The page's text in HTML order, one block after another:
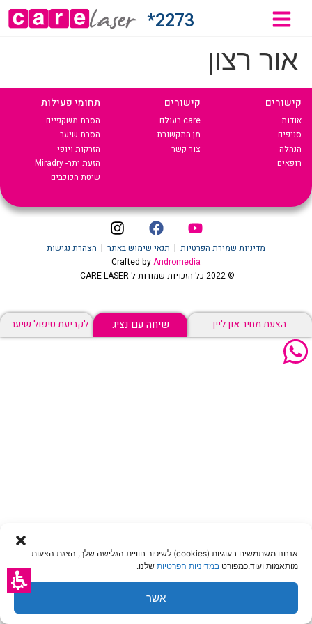
אנחנו משתמשים בעוגיות (cookies) לשיפור חוויית הגלישה שלך, הצגת הצעות
מותאמות ועוד.כמפורט במדיניות הפרטיות שלנו.
אשר
2273*
אור רצון
קישורים
אודות
סניפים
הנהלה
רופאים
קישורים
care בעולם
מן התקשורת
צור קשר
תחומי פעילות
הסרת משקפיים
הסרת שיער
הזרקות ויופי
הזעת יתר- Miradry
שיטת הכוכבים
© 2022 כל הזכויות שמורות ל-CARE LASER
Crafted byAndromedia
מדיניות שמירת הפרטיות | תנאי שימוש באתר | הצהרת נגישות
הצעת מחיר און ליין שיחה עם נציג לקביעת טיפול שיער